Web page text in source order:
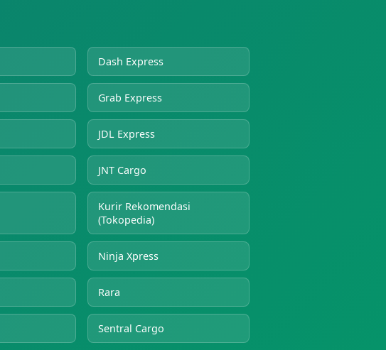
Dash Express
Grab Express
JDL Express
JNT Cargo
Kurir Rekomendasi
(Tokopedia)
Ninja Xpress
Rara
Sentral Cargo